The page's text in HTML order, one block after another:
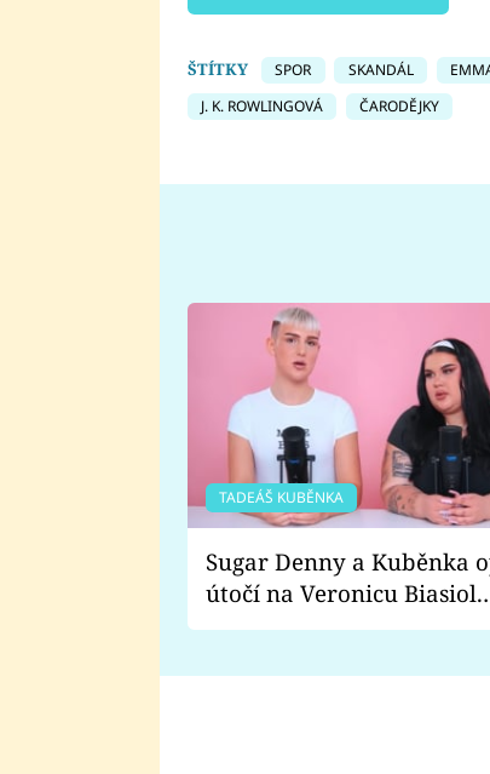
ŠTÍTKY SPOR SKANDÁL
J. K. ROWLINGOVÁ
ČARODĚJKY
TADEÁŠ KUBĚNKA
Sugar Denny a Kuběnka
útočí na Veronicu Biasiol.
Proč je podle nich falešná